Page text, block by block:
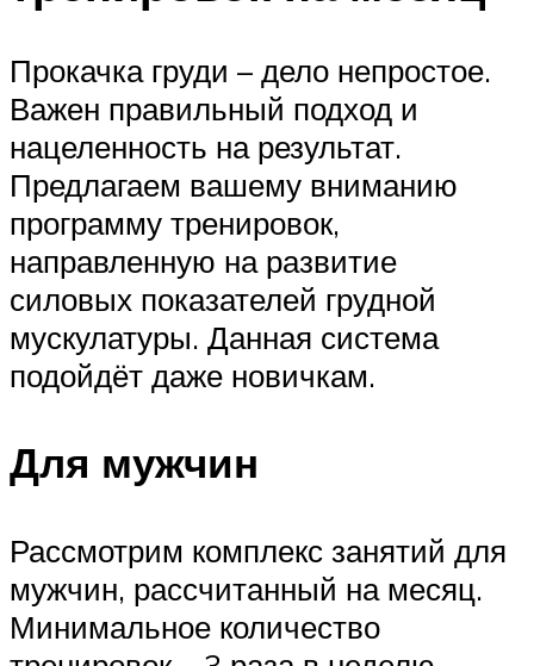
Прокачка груди – дело непростое.
Важен правильный подход и
нацеленность на результат.
Предлагаем вашему вниманию
программу тренировок,
направленную на развитие
силовых показателей грудной
мускулатуры. Данная система
подойдёт даже новичкам.
Для мужчин
Рассмотрим комплекс занятий для
мужчин, рассчитанный на месяц.
Минимальное количество